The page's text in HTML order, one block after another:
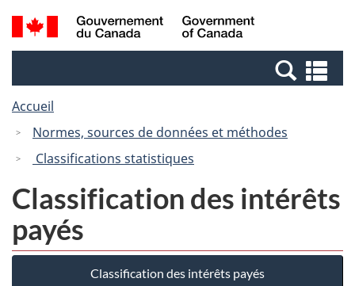
Passer
au
Passer
à
Canada
Recherche
et
et
Accueil
Normes, sources de données et méthodes
Classifications statistiques
Classification des intérêts
payés
Classification des intérêts payés